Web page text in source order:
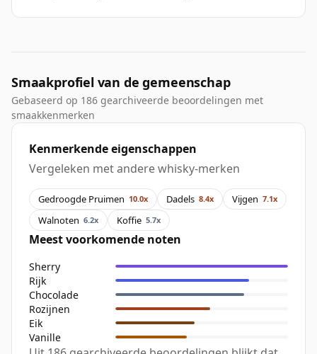
Smaakprofiel van de gemeenschap
Gebaseerd op 186 gearchiveerde beoordelingen met
smaakkenmerken
Kenmerkende eigenschappen
Vergeleken met andere whisky-merken
Gedroogde Pruimen 10.0x Dadels 8.4x Vijgen 7.1x
Walnoten 6.2x Koffie 5.7x
Meest voorkomende noten
Sherry
Rijk
Chocolade
Rozijnen
Eik
Vanille